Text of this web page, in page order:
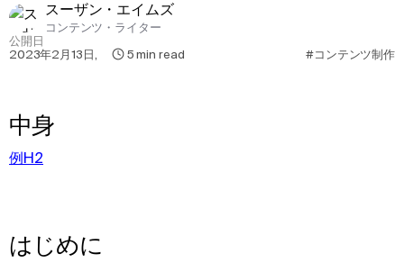
スーザン・エイムズ
コンテンツ・ライター
公開日
2023年2月13日 , 5 min read #コンテンツ制作
中身
例H2
はじめに